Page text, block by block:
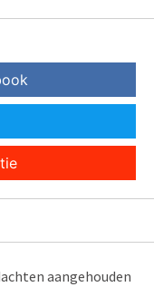
aangehouden